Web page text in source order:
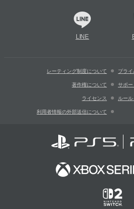
LINE
レーティング制度について プラ
著作権について サポー
ライセンス ルー
利用者情報の外部送信について